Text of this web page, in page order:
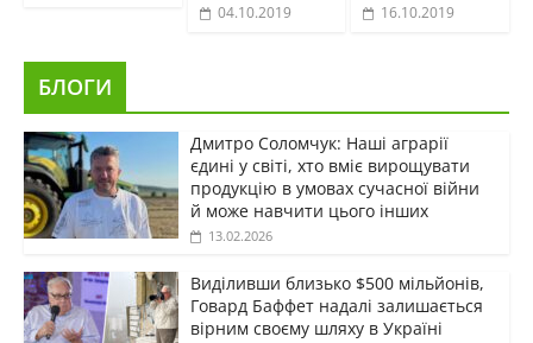
04.10.2019 16.10.2019
БЛОГИ
Дмитро Соломчук: Наші аграрії
єдині у світі, хто вміє вирощувати
продукцію в умовах сучасної війни
й може навчити цього інших
13.02.2026
Виділивши близько $500 мільйонів,
Говард Баффет надалі залишається
вірним своєму шляху в Україні